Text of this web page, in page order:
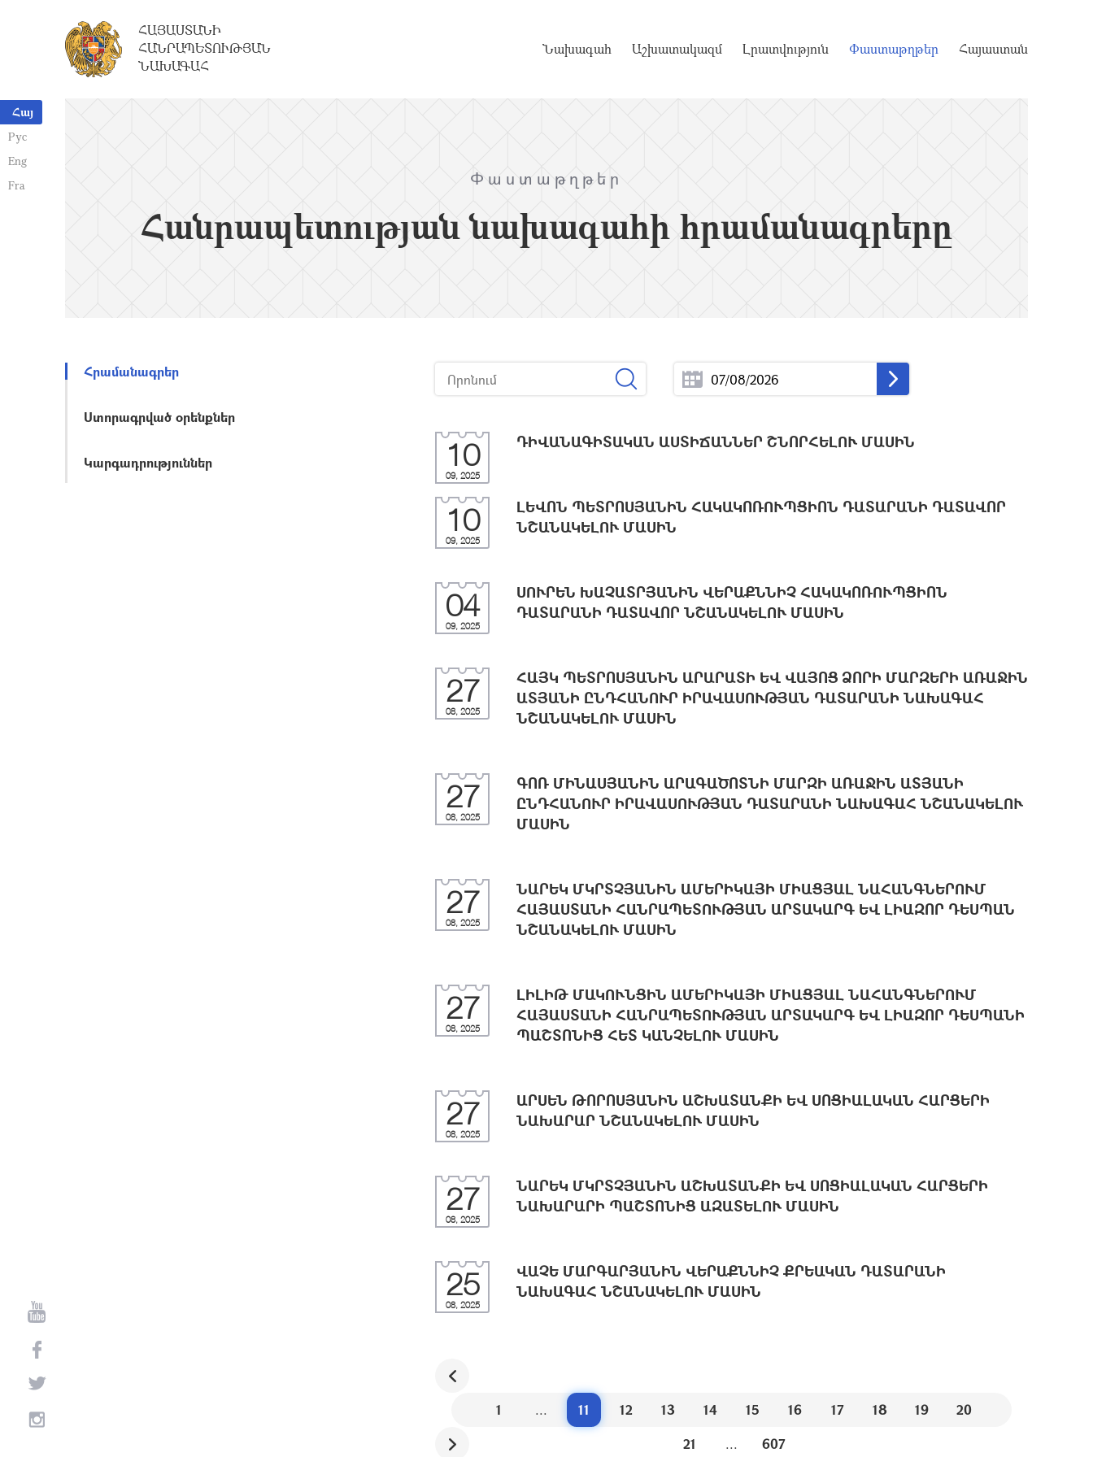
Հայ
Рус
Eng
Fra
ՀԱՅԱՍՏԱՆԻ
ՀԱՆՐԱՊԵՏՈՒԹՅԱՆ
ՆԱԽԱԳԱՀ
Նախագահ Աշխատակազմ Լրատվություն Փաստաթղթեր Հայաստան
Փաստաթղթեր
Հանրապետության նախագահի հրամանագրերը
Հրամանագրեր
Ստորագրված օրենքներ
Կարգադրություններ 10
09, 2025
ԴԻՎԱՆԱԳԻՏԱԿԱՆ ԱՍՏԻՃԱՆՆԵՐ ՇՆՈՐՀԵԼՈՒ ՄԱՍԻՆ
10
09, 2025
ԼԵՎՈՆ ՊԵՏՐՈՍՅԱՆԻՆ ՀԱԿԱԿՈՌՈՒՊՑԻՈՆ ԴԱՏԱՐԱՆԻ ԴԱՏԱՎՈՐ
ՆՇԱՆԱԿԵԼՈՒ ՄԱՍԻՆ
04
09, 2025
ՍՈՒՐԵՆ ԽԱՉԱՏՐՅԱՆԻՆ ՎԵՐԱՔՆՆԻՉ ՀԱԿԱԿՈՌՈՒՊՑԻՈՆ
ԴԱՏԱՐԱՆԻ ԴԱՏԱՎՈՐ ՆՇԱՆԱԿԵԼՈՒ ՄԱՍԻՆ
27
08, 2025
ՀԱՅԿ ՊԵՏՐՈՍՅԱՆԻՆ ԱՐԱՐԱՏԻ ԵՎ ՎԱՅՈՑ ՁՈՐԻ ՄԱՐԶԵՐԻ ԱՌԱՋԻՆ
ԱՏՅԱՆԻ ԸՆԴՀԱՆՈՒՐ ԻՐԱՎԱՍՈՒԹՅԱՆ ԴԱՏԱՐԱՆԻ ՆԱԽԱԳԱՀ
ՆՇԱՆԱԿԵԼՈՒ ՄԱՍԻՆ
27
08, 2025
ԳՈՌ ՄԻՆԱՍՅԱՆԻՆ ԱՐԱԳԱԾՈՏՆԻ ՄԱՐԶԻ ԱՌԱՋԻՆ ԱՏՅԱՆԻ
ԸՆԴՀԱՆՈՒՐ ԻՐԱՎԱՍՈՒԹՅԱՆ ԴԱՏԱՐԱՆԻ ՆԱԽԱԳԱՀ ՆՇԱՆԱԿԵԼՈՒ
ՄԱՍԻՆ
27
08, 2025
ՆԱՐԵԿ ՄԿՐՏՉՅԱՆԻՆ ԱՄԵՐԻԿԱՅԻ ՄԻԱՑՅԱԼ ՆԱՀԱՆԳՆԵՐՈՒՄ
ՀԱՅԱՍՏԱՆԻ ՀԱՆՐԱՊԵՏՈՒԹՅԱՆ ԱՐՏԱԿԱՐԳ ԵՎ ԼԻԱԶՈՐ ԴԵՍՊԱՆ
ՆՇԱՆԱԿԵԼՈՒ ՄԱՍԻՆ
27
08, 2025
ԼԻԼԻԹ ՄԱԿՈՒՆՑԻՆ ԱՄԵՐԻԿԱՅԻ ՄԻԱՑՅԱԼ ՆԱՀԱՆԳՆԵՐՈՒՄ
ՀԱՅԱՍՏԱՆԻ ՀԱՆՐԱՊԵՏՈՒԹՅԱՆ ԱՐՏԱԿԱՐԳ ԵՎ ԼԻԱԶՈՐ ԴԵՍՊԱՆԻ
ՊԱՇՏՈՆԻՑ ՀԵՏ ԿԱՆՉԵԼՈՒ ՄԱՍԻՆ
27
08, 2025
ԱՐՍԵՆ ԹՈՐՈՍՅԱՆԻՆ ԱՇԽԱՏԱՆՔԻ ԵՎ ՍՈՑԻԱԼԱԿԱՆ ՀԱՐՑԵՐԻ
ՆԱԽԱՐԱՐ ՆՇԱՆԱԿԵԼՈՒ ՄԱՍԻՆ
27
08, 2025
ՆԱՐԵԿ ՄԿՐՏՉՅԱՆԻՆ ԱՇԽԱՏԱՆՔԻ ԵՎ ՍՈՑԻԱԼԱԿԱՆ ՀԱՐՑԵՐԻ
ՆԱԽԱՐԱՐԻ ՊԱՇՏՈՆԻՑ ԱԶԱՏԵԼՈՒ ՄԱՍԻՆ
25
08, 2025
ՎԱՉԵ ՄԱՐԳԱՐՅԱՆԻՆ ՎԵՐԱՔՆՆԻՉ ՔՐԵԱԿԱՆ ԴԱՏԱՐԱՆԻ
ՆԱԽԱԳԱՀ ՆՇԱՆԱԿԵԼՈՒ ՄԱՍԻՆ
1 ... 11 12 13 14 15 16 17 18 19
20
21
... 607